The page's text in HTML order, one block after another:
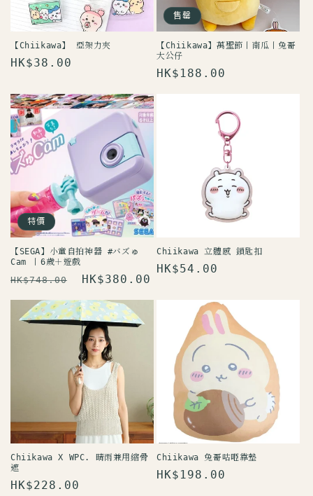
【Chiikawa】 亞架力夾
定
HK$38.00
售罄
【Chiikawa】萬聖節丨南瓜丨兔哥
大公仔
定
HK$188.00
特價
【SEGA】小童自拍神器 #バズゅ
Cam 丨6歲＋遊戲
定
HK$748.00
售
HK$380.00
Chiikawa 立體感 鎖匙扣
定
HK$54.00
Chiikawa X WPC. 晴雨兼用縮骨
遮
定
HK$228.00
Chiikawa 兔哥咕𠱸靠墊
定
HK$198.00